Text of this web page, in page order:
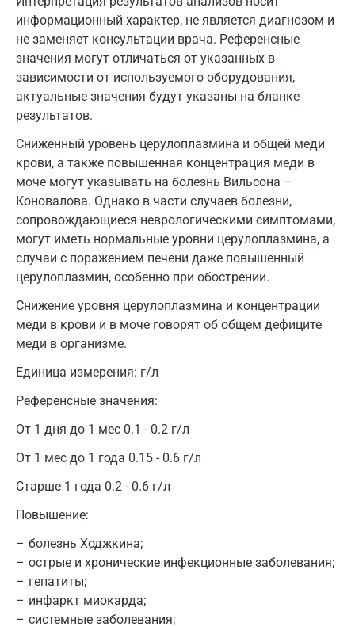
информационный характер, не является диагнозом и
не заменяет консультации врача. Референсные
значения могут отличаться от указанных в
зависимости от используемого оборудования,
актуальные значения будут указаны на бланке
результатов.
Сниженный уровень церулоплазмина и общей меди
крови, а также повышенная концентрация меди в
моче могут указывать на болезнь Вильсона –
Коновалова. Однако в части случаев болезни,
сопровождающиеся неврологическими симптомами,
могут иметь нормальные уровни церулоплазмина, а
случаи с поражением печени даже повышенный
церулоплазмин, особенно при обострении.
Снижение уровня церулоплазмина и концентрации
меди в крови и в моче говорят об общем дефиците
меди в организме.
Единица измерения: г/л
Референсные значения:
От 1 дня до 1 мес 0.1 - 0.2 г/л
От 1 мес до 1 года 0.15 - 0.6 г/л
Старше 1 года 0.2 - 0.6 г/л
Повышение:
болезнь Ходжкина;
острые и хронические инфекционные заболевания;
гепатиты;
инфаркт миокарда;
системные заболевания;
Москва
Нижний Новгород
Альметьевск
Барнаул
Брянск
Великий Новгород
Видное
Владимир